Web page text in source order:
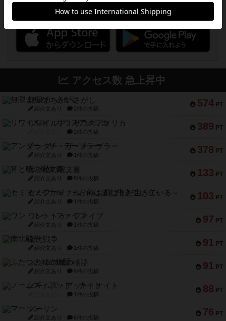
ボドゲーマのアプリ版はこちら
アクセス数 急上昇中
574 PT
無限まちがいさがし
紹介文あり 2件の投稿
389 PT
リワイルド：サウスアメリカ
2件の投稿
378 PT
アンダー・ザ・テーブラー
紹介文あり 1件の投稿
133 PT
宵と暁の呪文書
紹介文あり 8件の投稿
103 PT
セミファイナル ～お前はまだ生きている～
紹介文あり 1件の投稿
97 PT
ワン・トゥ・ファイブ
紹介文あり 1件の投稿
91 PT
南北戦争
紹介文あり 1件の投稿
91 PT
ふたつの城の物語
紹介文あり 6件の投稿
88 PT
ノームズ・アット・ナイト
1件の投稿
76 PT
マーリン
紹介文あり 6件の投稿